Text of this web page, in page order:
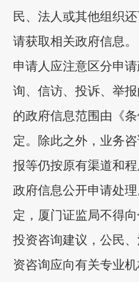
民、法人或其他组织
请获取相关政府信息。
申请人应注意区分申
询、信访、投诉、举
的政府信息范围由《
定。除此之外，业务
报等仍按原有渠道和
政府信息公开申请处
定，厦门证监局不得
投资咨询建议，公民
资咨询应向有关专业机